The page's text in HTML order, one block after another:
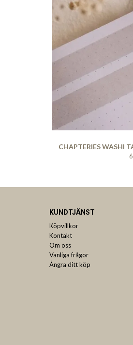
CHAPTERIES WASHI
KUNDTJÄNST
Köpvillkor
Kontakt
Om oss
Vanliga frågor
Ångra ditt köp